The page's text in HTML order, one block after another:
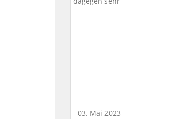
03. Mai 2023